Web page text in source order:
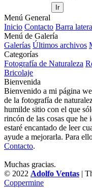
Ir
Menú General
Inicio Contacto Barra
Menú de Galería
Galerías Últimos archivos
Categorías
Fotografía de Naturaleza
Bricolaje
Bienvenida
Bienvenido a mi página
de la fotografía de
humilde sitio con el que
rincón de las cosas que he
estaré encantado de leer
ayude a mejorarla. Para
Contacto.
Muchas gracias.
© 2022 Adolfo Ventas |
Coppermine